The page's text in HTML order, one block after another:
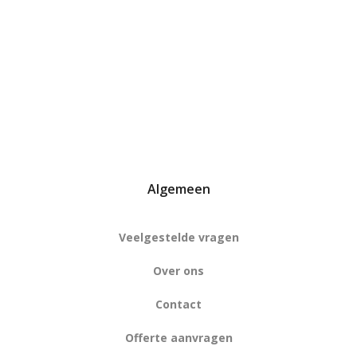
Algemeen
Veelgestelde vragen
Over ons
Contact
Offerte aanvragen